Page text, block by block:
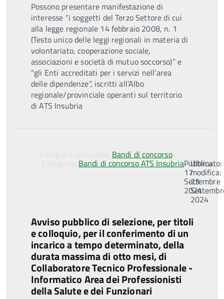
Possono presentare manifestazione di
interesse “i soggetti del Terzo Settore di cui
alla legge regionale 14 febbraio 2008, n. 1
(Testo unico delle leggi regionali in materia di
volontariato, cooperazione sociale,
associazioni e società di mutuo soccorso)” e
“gli Enti accreditati per i servizi nell’area
delle dipendenze”, iscritti all’Albo
regionale/provinciale operanti sul territorio
di ATS Insubria
Bandi di concorso
Bandi di concorso ATS InsubriaPubblicato:
17
Settembre
2024
Ultima
modifica:
23
2024
Avviso pubblico di selezione, per titoli
e colloquio, per il conferimento di un
incarico a tempo determinato, della
durata massima di otto mesi, di
Collaboratore Tecnico Professionale -
Informatico Area dei Professionisti
della Salute e dei Funzionari